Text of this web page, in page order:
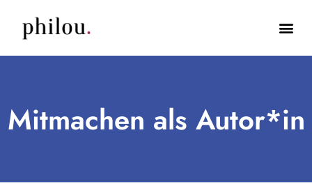
Mitmachen als Autor*in